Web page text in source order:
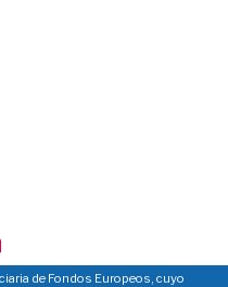
de Fondos Europeos, cuyo